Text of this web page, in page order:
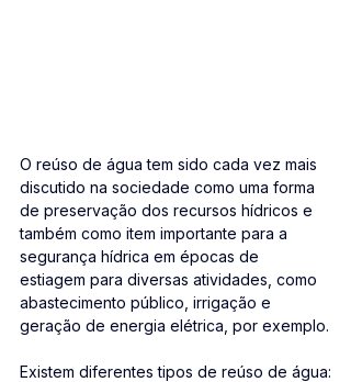
O reúso de água tem sido cada vez mais
discutido na sociedade como uma forma
de preservação dos recursos hídricos e
também como item importante para a
segurança hídrica em épocas de
estiagem para diversas atividades, como
abastecimento público, irrigação e
geração de energia elétrica, por exemplo.
Existem diferentes tipos de reúso de água: